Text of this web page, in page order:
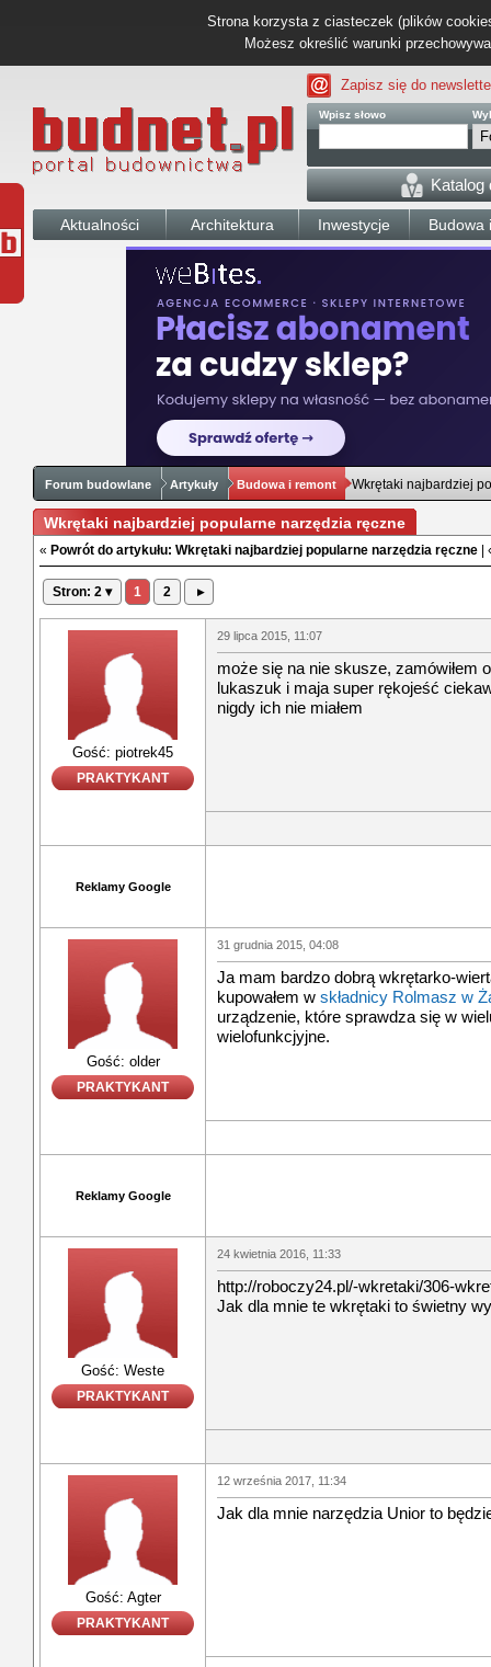
Strona korzysta z ciasteczek (plików
Możesz określić warunki
Zapisz się do
Wpisz słowo
Katalog
Aktualności Architektura Inwestycje Budowa
Forum budowlane Artykuły Budowa i remont Wkrętaki najbardziej
Wkrętaki najbardziej popularne narzędzia ręczne
« Powrót do artykułu: Wkrętaki najbardziej popularne narzędzia ręczne |
Stron: 2 ▾ 1 2 ▸
Gość: piotrek45
PRAKTYKANT
29 lipca 2015, 11:07
może się na nie skusze, zamówiłem
lukaszuk i maja super rękojeść
nigdy ich nie miałem
Reklamy Google
Gość: older
PRAKTYKANT
31 grudnia 2015, 04:08
Ja mam bardzo dobrą wkrętarko-
kupowałem w składnicy Rolmasz w
urządzenie, które sprawdza się w
wielofunkcjyjne.
Reklamy Google
Gość: Weste
PRAKTYKANT
24 kwietnia 2016, 11:33
http://roboczy24.pl/-wkretaki/306-
Jak dla mnie te wkrętaki to świetny
Gość: Agter
PRAKTYKANT
12 września 2017, 11:34
Jak dla mnie narzędzia Unior to